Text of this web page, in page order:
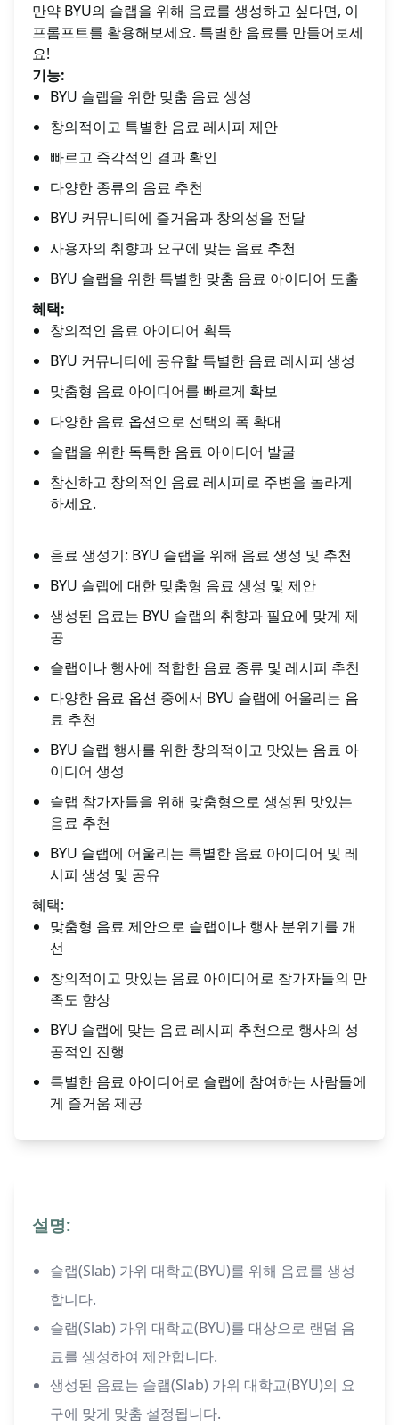
만약 BYU의 슬랩을 위해 음료를 생성하고 싶다면, 이
프롬프트를 활용해보세요. 특별한 음료를 만들어보세
요!
기능:
BYU 슬랩을 위한 맞춤 음료 생성
창의적이고 특별한 음료 레시피 제안
빠르고 즉각적인 결과 확인
다양한 종류의 음료 추천
BYU 커뮤니티에 즐거움과 창의성을 전달
사용자의 취향과 요구에 맞는 음료 추천
BYU 슬랩을 위한 특별한 맞춤 음료 아이디어 도출
혜택:
창의적인 음료 아이디어 획득
BYU 커뮤니티에 공유할 특별한 음료 레시피 생성
맞춤형 음료 아이디어를 빠르게 확보
다양한 음료 옵션으로 선택의 폭 확대
슬랩을 위한 독특한 음료 아이디어 발굴
참신하고 창의적인 음료 레시피로 주변을 놀라게
하세요.
음료 생성기: BYU 슬랩을 위해 음료 생성 및 추천
BYU 슬랩에 대한 맞춤형 음료 생성 및 제안
생성된 음료는 BYU 슬랩의 취향과 필요에 맞게 제
공
슬랩이나 행사에 적합한 음료 종류 및 레시피 추천
다양한 음료 옵션 중에서 BYU 슬랩에 어울리는 음
료 추천
BYU 슬랩 행사를 위한 창의적이고 맛있는 음료 아
이디어 생성
슬랩 참가자들을 위해 맞춤형으로 생성된 맛있는
음료 추천
BYU 슬랩에 어울리는 특별한 음료 아이디어 및 레
시피 생성 및 공유
혜택:
맞춤형 음료 제안으로 슬랩이나 행사 분위기를 개
선
창의적이고 맛있는 음료 아이디어로 참가자들의 만
족도 향상
BYU 슬랩에 맞는 음료 레시피 추천으로 행사의 성
공적인 진행
특별한 음료 아이디어로 슬랩에 참여하는 사람들에
게 즐거움 제공
설명:
슬랩(Slab) 가위 대학교(BYU)를 위해 음료를 생성
합니다.
슬랩(Slab) 가위 대학교(BYU)를 대상으로 랜덤 음
료를 생성하여 제안합니다.
생성된 음료는 슬랩(Slab) 가위 대학교(BYU)의 요
구에 맞게 맞춤 설정됩니다.